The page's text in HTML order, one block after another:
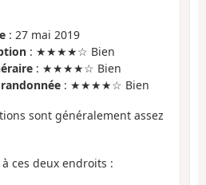
: 27 mai 2019
: ★★★★☆ Bien
: ★★★★☆ Bien
: ★★★★☆ Bien
sont généralement assez
ces deux endroits :